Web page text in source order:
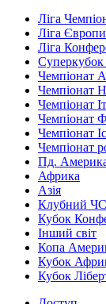
Ліга
Ліга Європи
Ліга
Чемпіонат
Чемпіонат
Чемпіонат
Чемпіонат
Чемпіонат
Чемпіонат
Пд.
Африка
Азія
Клубний ЧС
Кубок
Інший світ
Копа
Кубок
Кубок